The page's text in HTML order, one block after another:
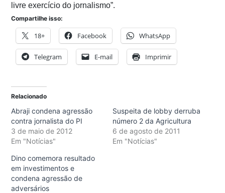
livre exercício do jornalismo”.
Compartilhe isso:
18+ Facebook WhatsApp
Telegram E-mail Imprimir
Relacionado
Abraji condena agressão
contra jornalista do PI
3 de maio de 2012
Em "Notícias"
Suspeita de lobby derruba
número 2 da Agricultura
6 de agosto de 2011
Em "Notícias"
Dino comemora resultado
em investimentos e
condena agressão de
adversários